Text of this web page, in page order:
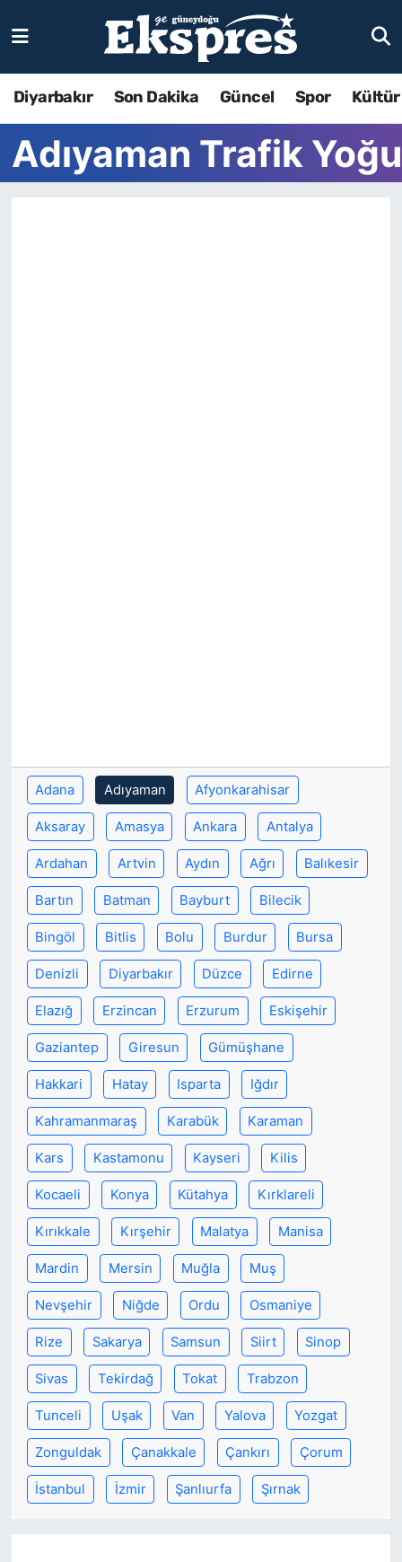
Diyarbakır Son Dakika Güncel Spor
Adıyaman Trafik
Adana Adıyaman Afyonkarahisar
Aksaray Amasya Ankara Antalya
Ardahan Artvin Aydın Ağrı Balıkesir
Bartın Batman Bayburt Bilecik
Bingöl Bitlis Bolu Burdur Bursa
Denizli Diyarbakır Düzce Edirne
Elazığ Erzincan Erzurum Eskişehir
Gaziantep Giresun Gümüşhane
Hakkari Hatay Isparta Iğdır
Kahramanmaraş Karabük Karaman
Kars Kastamonu Kayseri Kilis
Kocaeli Konya Kütahya Kırklareli
Kırıkkale Kırşehir Malatya Manisa
Mardin Mersin Muğla Muş
Nevşehir Niğde Ordu Osmaniye
Rize Sakarya Samsun Siirt Sinop
Sivas Tekirdağ Tokat Trabzon
Tunceli Uşak Van Yalova Yozgat
Zonguldak Çanakkale Çankırı Çorum
İstanbul İzmir Şanlıurfa Şırnak